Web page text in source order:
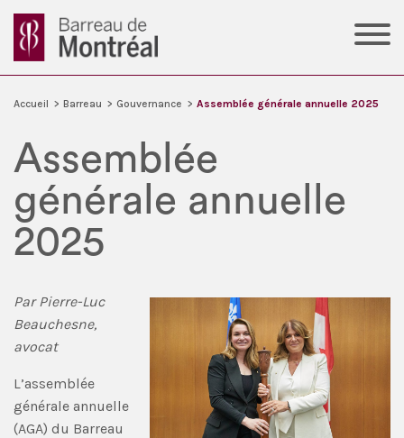
Accueil > Barreau > Gouvernance > Assemblée générale annuelle 2025
Assemblée
générale annuelle
2025
Par Pierre-Luc
Beauchesne,
avocat
L’assemblée
générale annuelle
(AGA) du Barreau